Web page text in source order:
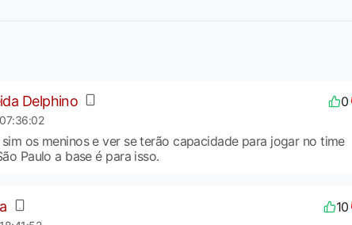
Delphino 0
os meninos e ver se terão capacidade para jogar no time
Paulo a base é para isso.
10